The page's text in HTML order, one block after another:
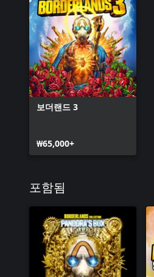
보더랜드 3
₩65,000+
포함됨